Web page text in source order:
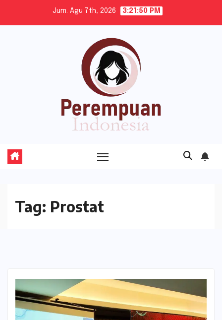
Jum. Agu 7th, 2026 3:21:51 PM
Tag: Prostat